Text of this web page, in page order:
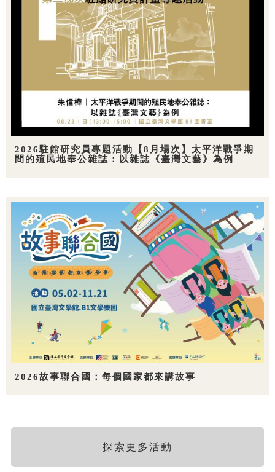
2026駐館研究員專題活動【8月場次】太平洋戰爭期
間的殖民地奉公雜誌：以雜誌《臺灣文藝》為例
2026故事聯合國：每個國家都來講故事
探索更多活動